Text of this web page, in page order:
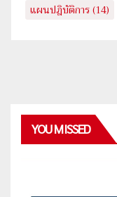
แผนปฎิบัติการ(14)
YOU MISSED